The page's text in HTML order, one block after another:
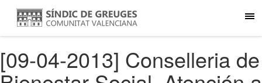
[09-04-2013] Conselleria de